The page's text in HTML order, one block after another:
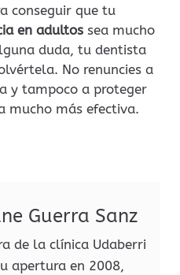
conseguir que tu
en adultos sea mucho
duda, tu dentista
No renuncies a
y tampoco a proteger
mucho más efectiva.
Guerra Sanz
de la clínica Udaberri
apertura en 2008,